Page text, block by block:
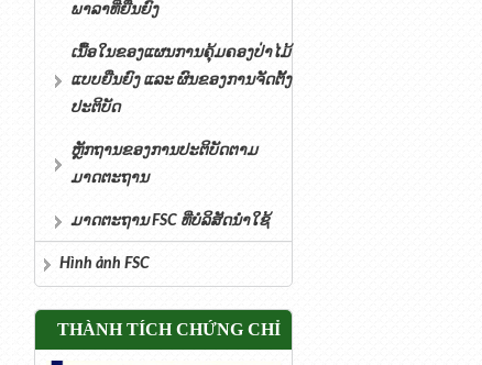
ພາລາທີ່ຍືນຍົງ
ເນື້ອໃນຂອງແຜນການຄຸ້ມຄອງປ່າໄມ້
ແບບຍືນຍົງ ແລະ ຜົນຂອງການຈັດຕັ້ງ
ປະຕິບັດ
ຫຼັກຖານຂອງການປະຕິບັດຕາມ
ມາດຕະຖານ
ມາດຕະຖານ FSC ທີ່ບໍລິສັດນຳໃຊ້
Hình ảnh FSC
THÀNH TÍCH CHỨNG CHỈ